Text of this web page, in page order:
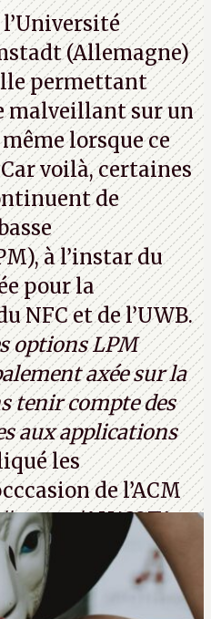
(Allemagne)
permettant
malveillant sur un
lorsque ce
voilà, certaines
de
à l’instar du
pour la
NFC et de l’UWB.
options LPM
axée sur la
tenir compte des
aux applications
les
de l’ACM
cpc.cx/AH432T1
: Pexels - Tyler